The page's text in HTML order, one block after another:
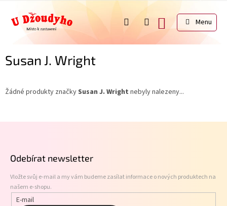
obsah
NÁKUPNÍ
KOŠÍK
Susan J. Wright
Žádné produkty značkySusan J. Wright nebyly nalezeny...
Odebírat newsletter
Vložte svůj e-mail a my vám budeme zasílat informace o nových produktech na
našem e-shopu.
E-mail